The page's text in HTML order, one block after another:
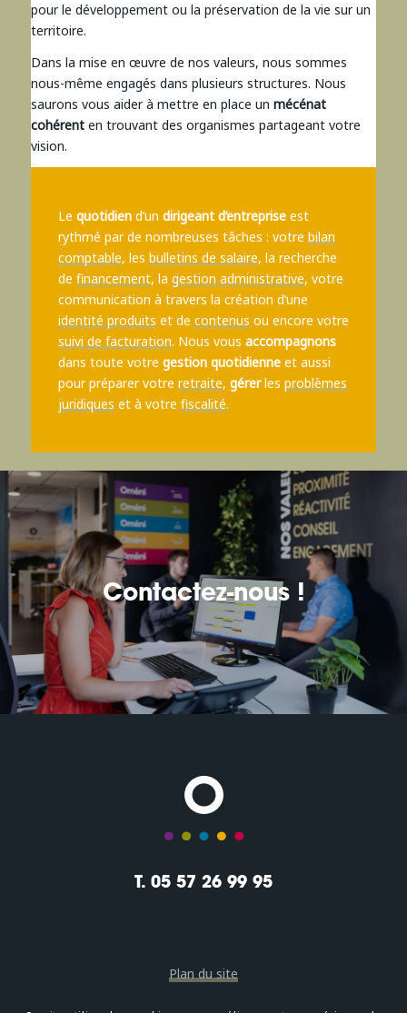
pour le développement ou la préservation de la vie sur un
territoire.
Dans la mise en œuvre de nos valeurs, nous sommes
nous-même engagés dans plusieurs structures. Nous
saurons vous aider à mettre en place un mécénat
cohérenten trouvant des organismes partageant votre
vision.
Le quotidiend’un dirigeant d’entrepriseest
rythmé par de nombreuses tâches : votre bilan
comptable, les bulletins de salaire, la recherche
de financement, la gestion administrative, votre
communication à travers la création d’une
identité produitset de contenusou encore votre
suivi de facturation. Nous vous accompagnons
dans toute votre gestion quotidienneet aussi
pour préparer votre retraite, gérerles problèmes
juridiqueset à votre fiscalité.
Contactez-nous !
T. 05 57 26 99 95
Plan du site